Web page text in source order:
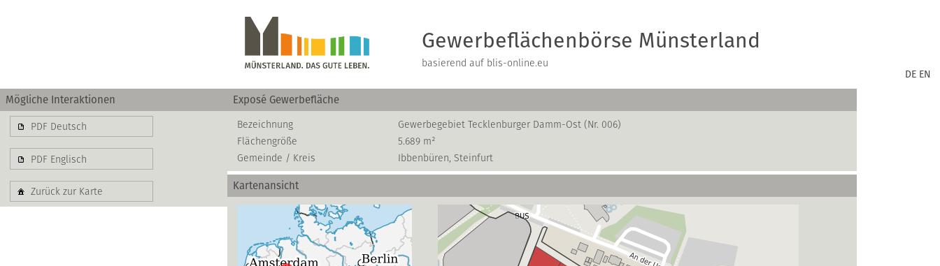
Gewerbeflächenbörse Münsterland
basierend auf blis-online.eu
DE EN
Mögliche Interaktionen
PDF Deutsch
PDF Englisch
Zurück zur Karte
Exposé Gewerbefläche
Bezeichnung
Gewerbegebiet Tecklenburger Damm-Ost (Nr. 006)
Flächengröße
5.689 m²
Gemeinde / Kreis
Ibbenbüren, Steinfurt
Kartenansicht